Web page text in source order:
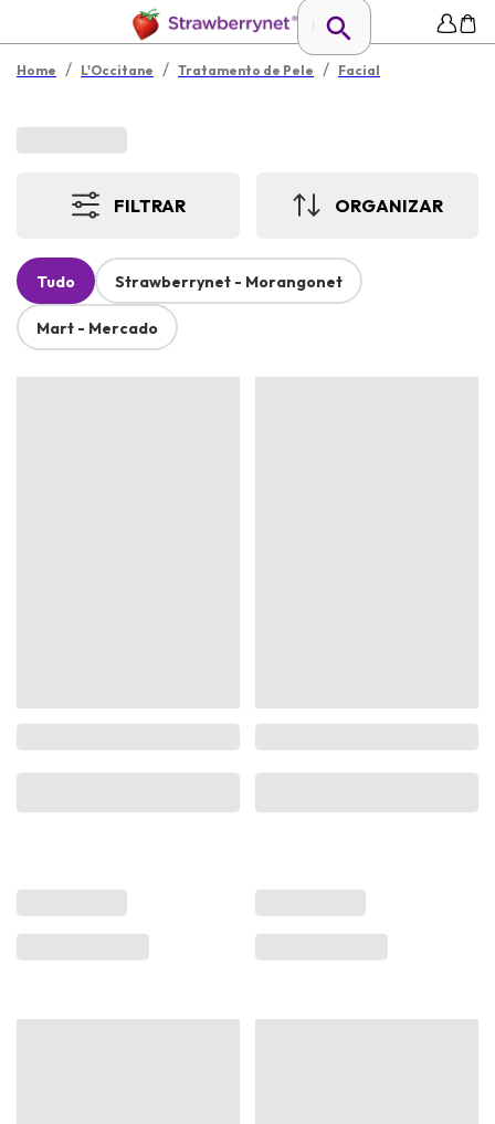
Home / L'Occitane / Tratamento de Pele / Facial
FILTRAR ORGANIZAR
Tudo Strawberrynet - Morangonet
Mart - Mercado